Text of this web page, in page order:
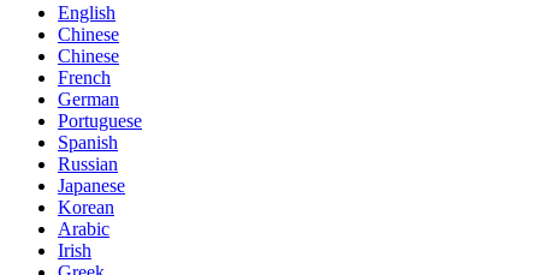
English
Chinese
Chinese
French
German
Portuguese
Spanish
Russian
Japanese
Korean
Arabic
Irish